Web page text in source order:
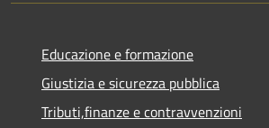
Educazione e formazione
Giustizia e sicurezza pubblica
Tributi,finanze e contravvenzioni